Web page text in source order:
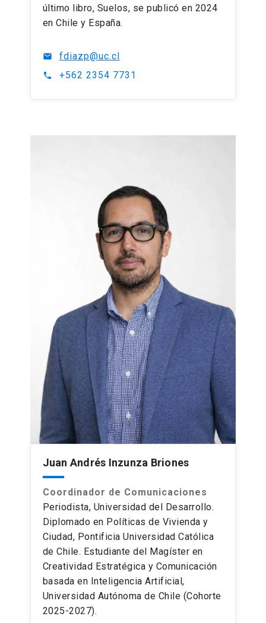
último libro, Suelos, se publicó en 2024
en Chile y España.
mail fdiazp@uc.cl
phone +562 2354 7731
Juan Andrés Inzunza Briones
Coordinador de Comunicaciones
Periodista, Universidad del Desarrollo.
Diplomado en Políticas de Vivienda y
Ciudad, Pontificia Universidad Católica
de Chile. Estudiante del Magíster en
Creatividad Estratégica y Comunicación
basada en Inteligencia Artificial,
Universidad Autónoma de Chile (Cohorte
2025-2027).